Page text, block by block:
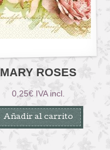
MARY ROSES
0,25€ IVA incl.
Añadir al carrito